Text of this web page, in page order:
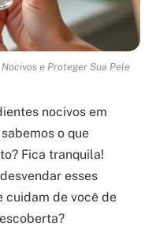
e Proteger Sua Pele
nocivos em
o que
Fica tranquila!
esses
cuidam de você de